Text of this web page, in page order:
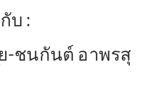
บ :
-ชนกันต์ อาพรสุ